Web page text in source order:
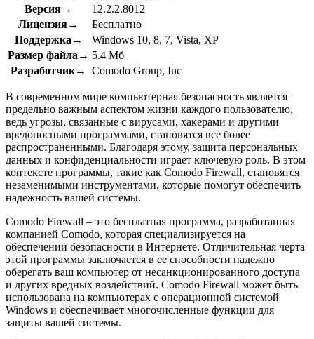
Версия→
12.2.2.8012
Лицензия→
Бесплатно
Поддержка→
Windows 10, 8, 7, Vista, XP
Размер файла→ 5.4 Мб
Разработчик→
Comodo Group, Inc
В современном мире компьютерная безопасность является
предельно важным аспектом жизни каждого пользователю,
ведь угрозы, связанные с вирусами, хакерами и другими
вредоносными программами, становятся все более
распространенными. Благодаря этому, защита персональных
данных и конфиденциальности играет ключевую роль. В этом
контексте программы, такие как Comodo Firewall, становятся
незаменимыми инструментами, которые помогут обеспечить
надежность вашей системы.
Comodo Firewall – это бесплатная программа, разработанная
компанией Comodo, которая специализируется на
обеспечении безопасности в Интернете. Отличительная черта
этой программы заключается в ее способности надежно
оберегать ваш компьютер от несанкционированного доступа
и других вредных воздействий. Comodo Firewall может быть
использована на компьютерах с операционной системой
Windows и обеспечивает многочисленные функции для
защиты вашей системы.